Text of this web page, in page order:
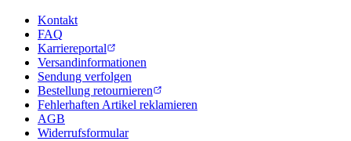
Kontakt
FAQ
Karriereportal
Versandinformationen
Sendung verfolgen
Bestellung retournieren
Fehlerhaften Artikel reklamieren
AGB
Widerrufsformular